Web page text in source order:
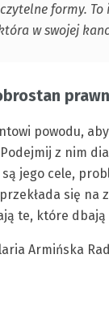
formy.
w swojej
powodu,
z nim
jego cele,
się na
te, które
Armińska